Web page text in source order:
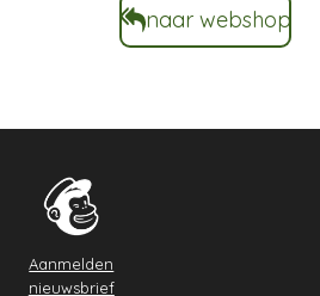
naar webshop
Aanmelden
nieuwsbrief